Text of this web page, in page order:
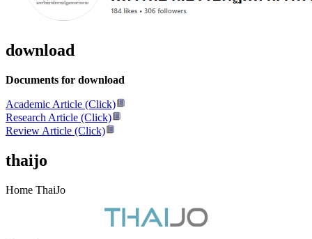
download
Documents for download
Academic Article (Click)
Research Article (Click)
Review Article (Click)
thaijo
Home ThaiJo